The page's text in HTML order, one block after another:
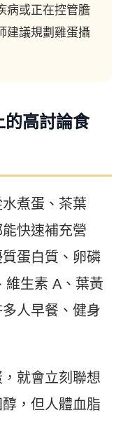
病或正在控管膽
建議規劃雞蛋攝
的高討論食
煮蛋、茶葉
快速補充營
蛋白質、卵磷
維生素 A、葉黃
人早餐、健身
就會立刻聯想
，但人體血脂